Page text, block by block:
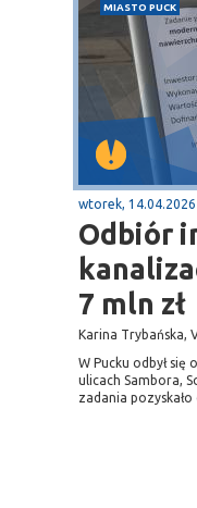
MIASTO PUCK
wtorek, 14.04.2026
Odbiór
7 mln zł
Karina Trybańska,
W Pucku odbył
ulicach Sambora,
zadania